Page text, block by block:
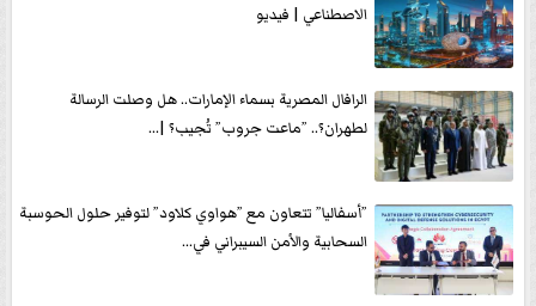
الاصطناعي | فيديو
الرافال المصرية بسماء الإمارات.. هل وصلت الرسالة
لطهران؟.. ”ماعت جروب” تُجيب؟ |...
”أسفاليا” تتعاون مع ”هواوي كلاود” لتوفير حلول الحوسبة
السحابية والأمن السيبراني في...